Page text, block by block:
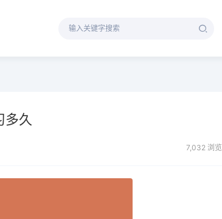
多久
7,032 浏览